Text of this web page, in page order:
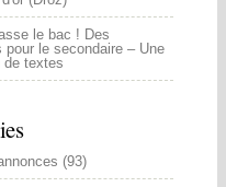
le bac ! Des
pour le secondaire – Une
de textes
(93)